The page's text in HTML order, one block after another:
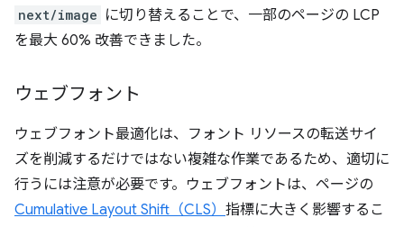
next/image に切り替えることで、一部のページの LCP
を最大 60% 改善できました。
ウェブフォント
ウェブフォント最適化は、フォント リソースの転送サイ
ズを削減するだけではない複雑な作業であるため、適切に
行うには注意が必要です。ウェブフォントは、ページの
Cumulative Layout Shift（CLS） 指標に大きく影響するこ